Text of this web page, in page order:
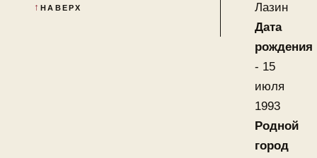
НАВЕРХ
Лазин
Дата
рождения
- 15
июля
1993
Родной
город